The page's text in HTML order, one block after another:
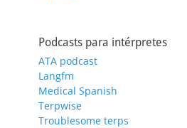
Podcasts para intérpretes
ATA podcast
Langfm
Medical Spanish
Terpwise
Troublesome terps